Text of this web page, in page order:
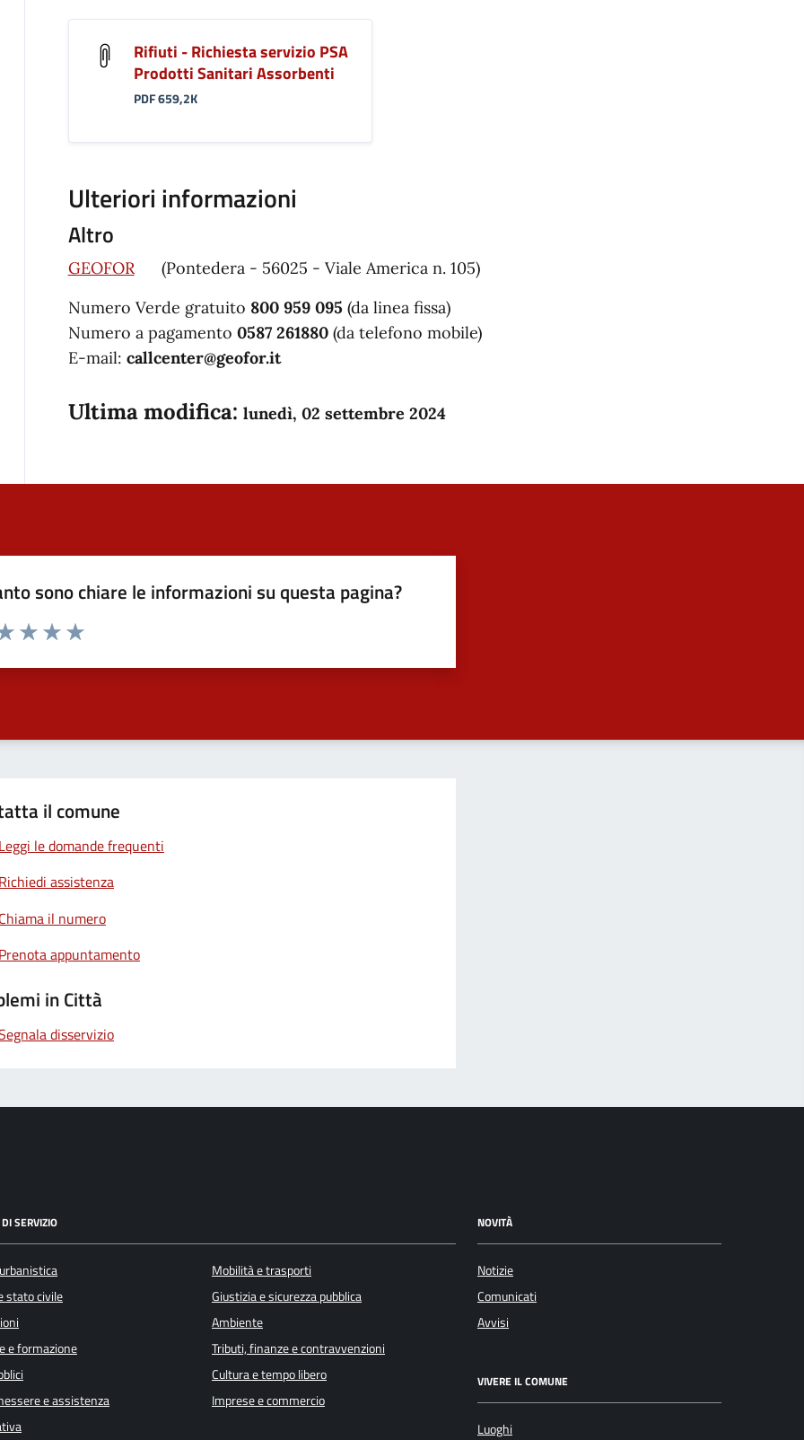
Rifiuti - Richiesta servizio PSA
Prodotti Sanitari Assorbenti
PDF 659,2K
Ulteriori informazioni
Altro
GEOFOR(Pontedera - 56025 - Viale America n. 105)
Numero Verde gratuito 800 959 095 (da linea fissa)
Numero a pagamento 0587 261880(da telefono mobile)
E-mail: callcenter@geofor.it
Ultima modifica: lunedì, 02 settembre 2024
sono chiare le informazioni su questa pagina?
1 a 5 stelle la pagina
il comune
Leggi le domande frequenti
Richiedi assistenza
Chiama il numero
Prenota appuntamento
in Città
disservizio
SERVIZIO
stato civile
e formazione
e assistenza
Mobilità e trasporti
Giustizia e sicurezza pubblica
Ambiente
Tributi, finanze e contravvenzioni
Cultura e tempo libero
Imprese e commercio
NOVITÀ
Notizie
Comunicati
Avvisi
VIVERE IL COMUNE
Luoghi